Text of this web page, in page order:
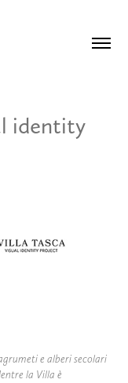
identity
e alberi secolari
la Villa è